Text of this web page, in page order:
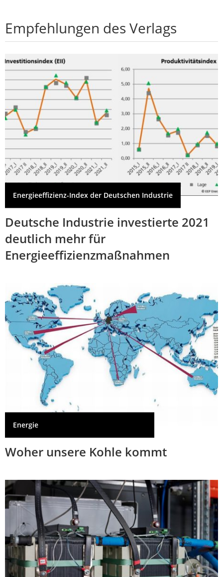
Empfehlungen des Verlags
Energieeffizienz-Index der Deutschen Industrie
Deutsche Industrie investierte 2021
deutlich mehr für
Energieeffizienzmaßnahmen
Energie
Woher unsere Kohle kommt